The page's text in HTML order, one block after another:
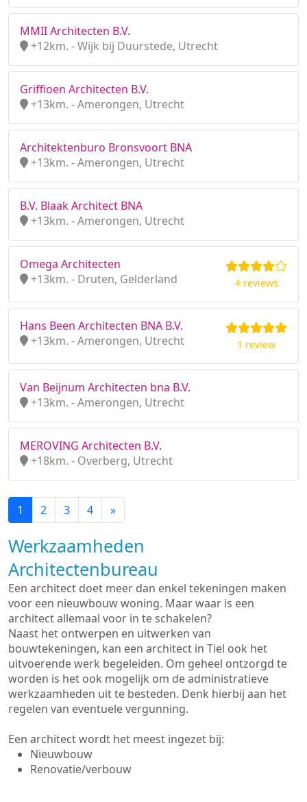
MMII Architecten B.V.
+12km. - Wijk bij Duurstede, Utrecht
Griffioen Architecten B.V.
+13km. - Amerongen, Utrecht
Architektenburo Bronsvoort BNA
+13km. - Amerongen, Utrecht
B.V. Blaak Architect BNA
+13km. - Amerongen, Utrecht
Omega Architecten
+13km. - Druten, Gelderland
4 reviews
Hans Been Architecten BNA B.V.
+13km. - Amerongen, Utrecht
1 review
Van Beijnum Architecten bna B.V.
+13km. - Amerongen, Utrecht
MEROVING Architecten B.V.
+18km. - Overberg, Utrecht
1 2 3 4 »
Werkzaamheden
Architectenbureau
Een architect doet meer dan enkel tekeningen maken
voor een nieuwbouw woning. Maar waar is een
architect allemaal voor in te schakelen?
Naast het ontwerpen en uitwerken van
bouwtekeningen, kan een architect in Tiel ook het
uitvoerende werk begeleiden. Om geheel ontzorgd te
worden is het ook mogelijk om de administratieve
werkzaamheden uit te besteden. Denk hierbij aan het
regelen van eventuele vergunning.
Een architect wordt het meest ingezet bij:
Nieuwbouw
Renovatie/verbouw